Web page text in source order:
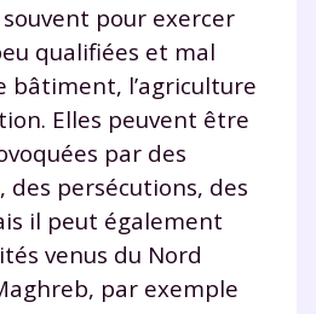
pour exercer
qualifiées et mal
bâtiment, l’agriculture
Elles peuvent être
par des
des persécutions, des
il peut également
venus du Nord
par exemple